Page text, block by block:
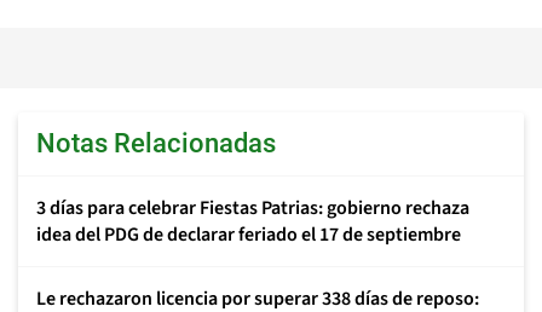
Notas Relacionadas
3 días para celebrar Fiestas Patrias: gobierno rechaza
idea del PDG de declarar feriado el 17 de septiembre
Le rechazaron licencia por superar 338 días de reposo: